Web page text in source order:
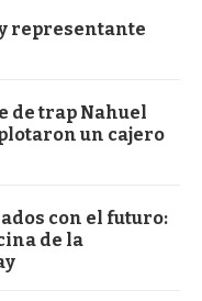
representante
de trap Nahuel
un cajero
con el futuro:
de la